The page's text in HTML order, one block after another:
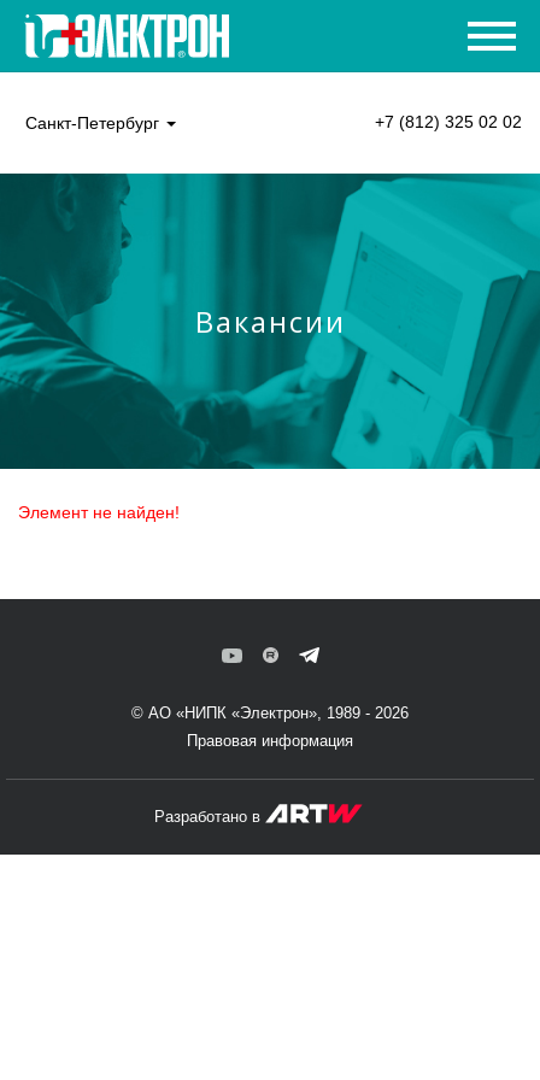
Санкт-Петербург +7 (812) 325 02 02
Вакансии
Элемент не найден!
© АО «НИПК «Электрон», 1989 - 2026
Правовая информация
Разработано в